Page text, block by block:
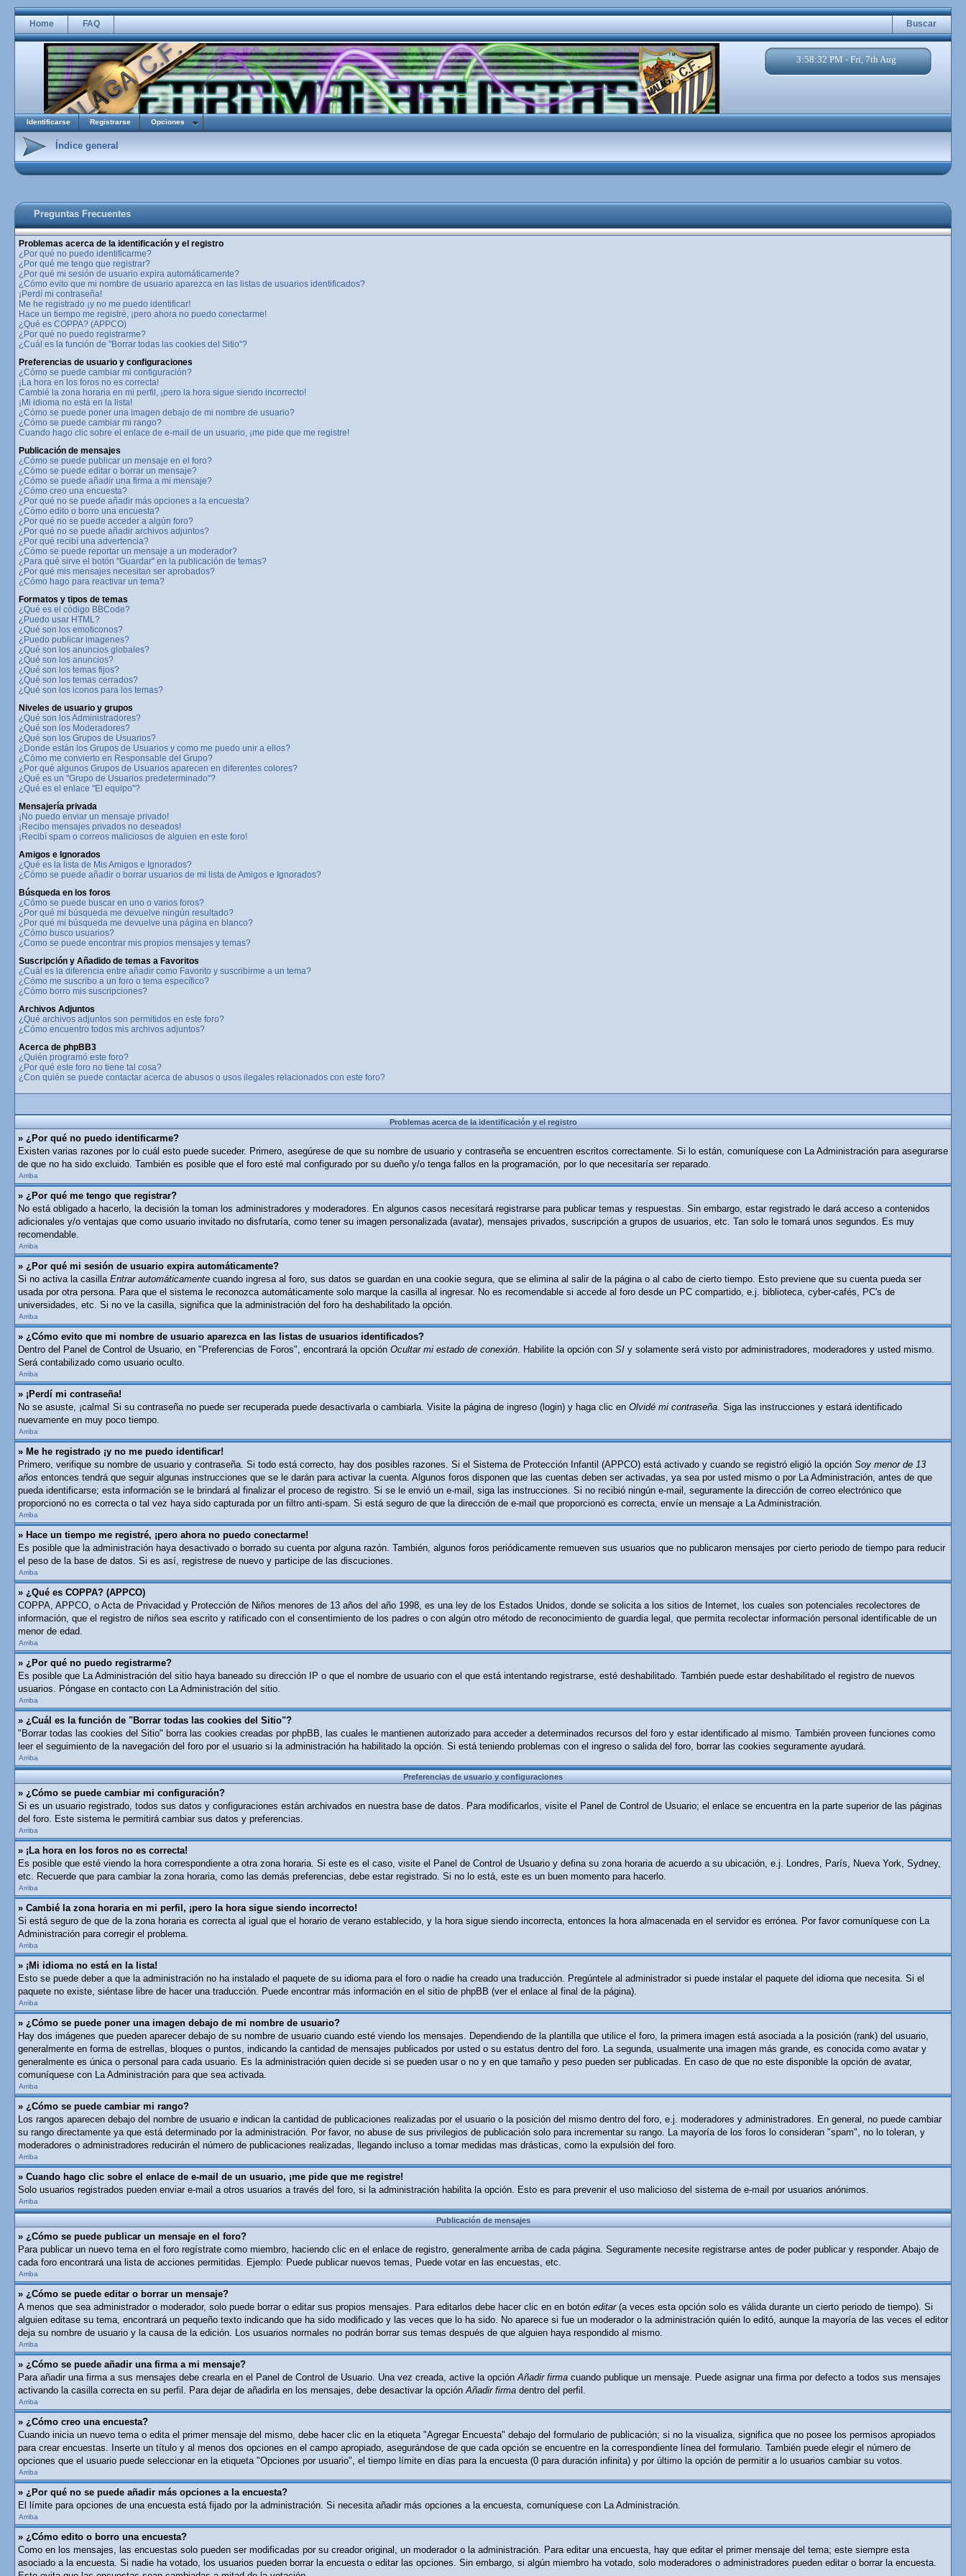
Home FAQ Buscar
3:58:32 PM - Fri, 7th Aug
Identificarse Registrarse Opciones
Índice general
Preguntas Frecuentes
Problemas acerca de la identificación y el registro
¿Por qué no puedo identificarme?
¿Por qué me tengo que registrar?
¿Por qué mi sesión de usuario expira automáticamente?
¿Cómo evito que mi nombre de usuario aparezca en las listas de usuarios identificados?
¡Perdí mi contraseña!
Me he registrado ¡y no me puedo identificar!
Hace un tiempo me registré, ¡pero ahora no puedo conectarme!
¿Qué es COPPA? (APPCO)
¿Por qué no puedo registrarme?
¿Cuál es la función de "Borrar todas las cookies del Sitio"?
Preferencias de usuario y configuraciones
¿Cómo se puede cambiar mi configuración?
¡La hora en los foros no es correcta!
Cambié la zona horaria en mi perfil, ¡pero la hora sigue siendo incorrecto!
¡Mi idioma no está en la lista!
¿Cómo se puede poner una imagen debajo de mi nombre de usuario?
¿Cómo se puede cambiar mi rango?
Cuando hago clic sobre el enlace de e-mail de un usuario, ¡me pide que me registre!
Publicación de mensajes
¿Cómo se puede publicar un mensaje en el foro?
¿Cómo se puede editar o borrar un mensaje?
¿Cómo se puede añadir una firma a mi mensaje?
¿Cómo creo una encuesta?
¿Por qué no se puede añadir más opciones a la encuesta?
¿Cómo edito o borro una encuesta?
¿Por qué no se puede acceder a algún foro?
¿Por qué no se puede añadir archivos adjuntos?
¿Por qué recibí una advertencia?
¿Cómo se puede reportar un mensaje a un moderador?
¿Para qué sirve el botón "Guardar" en la publicación de temas?
¿Por qué mis mensajes necesitan ser aprobados?
¿Cómo hago para reactivar un tema?
Formatos y tipos de temas
¿Qué es el código BBCode?
¿Puedo usar HTML?
¿Qué son los emoticonos?
¿Puedo publicar imagenes?
¿Qué son los anuncios globales?
¿Qué son los anuncios?
¿Qué son los temas fijos?
¿Qué son los temas cerrados?
¿Qué son los iconos para los temas?
Niveles de usuario y grupos
¿Qué son los Administradores?
¿Qué son los Moderadores?
¿Qué son los Grupos de Usuarios?
¿Donde están los Grupos de Usuarios y como me puedo unir a ellos?
¿Cómo me convierto en Responsable del Grupo?
¿Por qué algunos Grupos de Usuarios aparecen en diferentes colores?
¿Qué es un "Grupo de Usuarios predeterminado"?
¿Qué es el enlace "El equipo"?
Mensajería privada
¡No puedo enviar un mensaje privado!
¡Recibo mensajes privados no deseados!
¡Recibí spam o correos maliciosos de alguien en este foro!
Amigos e Ignorados
¿Qué es la lista de Mis Amigos e Ignorados?
¿Cómo se puede añadir o borrar usuarios de mi lista de Amigos e Ignorados?
Búsqueda en los foros
¿Cómo se puede buscar en uno o varios foros?
¿Por qué mi búsqueda me devuelve ningún resultado?
¿Por qué mi búsqueda me devuelve una página en blanco?
¿Cómo busco usuarios?
¿Como se puede encontrar mis propios mensajes y temas?
Suscripción y Añadido de temas a Favoritos
¿Cuál es la diferencia entre añadir como Favorito y suscribirme a un tema?
¿Cómo me suscribo a un foro o tema específico?
¿Cómo borro mis suscripciones?
Archivos Adjuntos
¿Qué archivos adjuntos son permitidos en este foro?
¿Cómo encuentro todos mis archivos adjuntos?
Acerca de phpBB3
¿Quién programó este foro?
¿Por qué este foro no tiene tal cosa?
¿Con quién se puede contactar acerca de abusos o usos ilegales relacionados con este foro?
Problemas acerca de la identificación y el registro
» ¿Por qué no puedo identificarme?
Existen varias razones por lo cuál esto puede suceder. Primero, asegúrese de que su nombre de usuario y contraseña se encuentren escritos correctamente. Si lo están, comuníquese con La Administración para asegurarse
de que no ha sido excluido. También es posible que el foro esté mal configurado por su dueño y/o tenga fallos en la programación, por lo que necesitaría ser reparado.
Arriba
» ¿Por qué me tengo que registrar?
No está obligado a hacerlo, la decisión la toman los administradores y moderadores. En algunos casos necesitará registrarse para publicar temas y respuestas. Sin embargo, estar registrado le dará acceso a contenidos
adicionales y/o ventajas que como usuario invitado no disfrutaría, como tener su imagen personalizada (avatar), mensajes privados, suscripción a grupos de usuarios, etc. Tan solo le tomará unos segundos. Es muy
recomendable.
Arriba
» ¿Por qué mi sesión de usuario expira automáticamente?
Si no activa la casilla Entrar automáticamente cuando ingresa al foro, sus datos se guardan en una cookie segura, que se elimina al salir de la página o al cabo de cierto tiempo. Esto previene que su cuenta pueda ser
usada por otra persona. Para que el sistema le reconozca automáticamente solo marque la casilla al ingresar. No es recomendable si accede al foro desde un PC compartido, e.j. biblioteca, cyber-cafés, PC's de
universidades, etc. Si no ve la casilla, significa que la administración del foro ha deshabilitado la opción.
Arriba
» ¿Cómo evito que mi nombre de usuario aparezca en las listas de usuarios identificados?
Dentro del Panel de Control de Usuario, en "Preferencias de Foros", encontrará la opción Ocultar mi estado de conexión. Habilite la opción con SI y solamente será visto por administradores, moderadores y usted mismo.
Será contabilizado como usuario oculto.
Arriba
» ¡Perdí mi contraseña!
No se asuste, ¡calma! Si su contraseña no puede ser recuperada puede desactivarla o cambiarla. Visite la página de ingreso (login) y haga clic en Olvidé mi contraseña. Siga las instrucciones y estará identificado
nuevamente en muy poco tiempo.
Arriba
» Me he registrado ¡y no me puedo identificar!
Primero, verifique su nombre de usuario y contraseña. Si todo está correcto, hay dos posibles razones. Si el Sistema de Protección Infantil (APPCO) está activado y cuando se registró eligió la opción Soy menor de 13
años entonces tendrá que seguir algunas instrucciones que se le darán para activar la cuenta. Algunos foros disponen que las cuentas deben ser activadas, ya sea por usted mismo o por La Administración, antes de que
pueda identificarse; esta información se le brindará al finalizar el proceso de registro. Si se le envió un e-mail, siga las instrucciones. Si no recibió ningún e-mail, seguramente la dirección de correo electrónico que
proporcionó no es correcta o tal vez haya sido capturada por un filtro anti-spam. Si está seguro de que la dirección de e-mail que proporcionó es correcta, envíe un mensaje a La Administración.
Arriba
» Hace un tiempo me registré, ¡pero ahora no puedo conectarme!
Es posible que la administración haya desactivado o borrado su cuenta por alguna razón. También, algunos foros periódicamente remueven sus usuarios que no publicaron mensajes por cierto periodo de tiempo para reducir
el peso de la base de datos. Si es así, registrese de nuevo y participe de las discuciones.
Arriba
» ¿Qué es COPPA? (APPCO)
COPPA, APPCO, o Acta de Privacidad y Protección de Niños menores de 13 años del año 1998, es una ley de los Estados Unidos, donde se solicita a los sitios de Internet, los cuales son potenciales recolectores de
información, que el registro de niños sea escrito y ratificado con el consentimiento de los padres o con algún otro método de reconocimiento de guardia legal, que permita recolectar información personal identificable de un
menor de edad.
Arriba
» ¿Por qué no puedo registrarme?
Es posible que La Administración del sitio haya baneado su dirección IP o que el nombre de usuario con el que está intentando registrarse, esté deshabilitado. También puede estar deshabilitado el registro de nuevos
usuarios. Póngase en contacto con La Administración del sitio.
Arriba
» ¿Cuál es la función de "Borrar todas las cookies del Sitio"?
"Borrar todas las cookies del Sitio" borra las cookies creadas por phpBB, las cuales le mantienen autorizado para acceder a determinados recursos del foro y estar identificado al mismo. También proveen funciones como
leer el seguimiento de la navegación del foro por el usuario si la administración ha habilitado la opción. Si está teniendo problemas con el ingreso o salida del foro, borrar las cookies seguramente ayudará.
Arriba
Preferencias de usuario y configuraciones
» ¿Cómo se puede cambiar mi configuración?
Si es un usuario registrado, todos sus datos y configuraciones están archivados en nuestra base de datos. Para modificarlos, visite el Panel de Control de Usuario; el enlace se encuentra en la parte superior de las páginas
del foro. Este sistema le permitirá cambiar sus datos y preferencias.
Arriba
» ¡La hora en los foros no es correcta!
Es posible que esté viendo la hora correspondiente a otra zona horaria. Si este es el caso, visite el Panel de Control de Usuario y defina su zona horaria de acuerdo a su ubicación, e.j. Londres, París, Nueva York, Sydney,
etc. Recuerde que para cambiar la zona horaria, como las demás preferencias, debe estar registrado. Si no lo está, este es un buen momento para hacerlo.
Arriba
» Cambié la zona horaria en mi perfil, ¡pero la hora sigue siendo incorrecto!
Si está seguro de que de la zona horaria es correcta al igual que el horario de verano establecido, y la hora sigue siendo incorrecta, entonces la hora almacenada en el servidor es errónea. Por favor comuníquese con La
Administración para corregir el problema.
Arriba
» ¡Mi idioma no está en la lista!
Esto se puede deber a que la administración no ha instalado el paquete de su idioma para el foro o nadie ha creado una traducción. Pregúntele al administrador si puede instalar el paquete del idioma que necesita. Si el
paquete no existe, siéntase libre de hacer una traducción. Puede encontrar más información en el sitio de phpBB (ver el enlace al final de la página).
Arriba
» ¿Cómo se puede poner una imagen debajo de mi nombre de usuario?
Hay dos imágenes que pueden aparecer debajo de su nombre de usuario cuando esté viendo los mensajes. Dependiendo de la plantilla que utilice el foro, la primera imagen está asociada a la posición (rank) del usuario,
generalmente en forma de estrellas, bloques o puntos, indicando la cantidad de mensajes publicados por usted o su estatus dentro del foro. La segunda, usualmente una imagen más grande, es conocida como avatar y
generalmente es única o personal para cada usuario. Es la administración quien decide si se pueden usar o no y en que tamaño y peso pueden ser publicadas. En caso de que no este disponible la opción de avatar,
comuníquese con La Administración para que sea activada.
Arriba
» ¿Cómo se puede cambiar mi rango?
Los rangos aparecen debajo del nombre de usuario e indican la cantidad de publicaciones realizadas por el usuario o la posición del mismo dentro del foro, e.j. moderadores y administradores. En general, no puede cambiar
su rango directamente ya que está determinado por la administración. Por favor, no abuse de sus privilegios de publicación solo para incrementar su rango. La mayoría de los foros lo consideran "spam", no lo toleran, y
moderadores o administradores reducirán el número de publicaciones realizadas, llegando incluso a tomar medidas mas drásticas, como la expulsión del foro.
Arriba
» Cuando hago clic sobre el enlace de e-mail de un usuario, ¡me pide que me registre!
Solo usuarios registrados pueden enviar e-mail a otros usuarios a través del foro, si la administración habilita la opción. Esto es para prevenir el uso malicioso del sistema de e-mail por usuarios anónimos.
Arriba
Publicación de mensajes
» ¿Cómo se puede publicar un mensaje en el foro?
Para publicar un nuevo tema en el foro regístrate como miembro, haciendo clic en el enlace de registro, generalmente arriba de cada página. Seguramente necesite registrarse antes de poder publicar y responder. Abajo de
cada foro encontrará una lista de acciones permitidas. Ejemplo: Puede publicar nuevos temas, Puede votar en las encuestas, etc.
Arriba
» ¿Cómo se puede editar o borrar un mensaje?
A menos que sea administrador o moderador, solo puede borrar o editar sus propios mensajes. Para editarlos debe hacer clic en en botón editar(a veces esta opción solo es válida durante un cierto periodo de tiempo). Si
alguien editase su tema, encontrará un pequeño texto indicando que ha sido modificado y las veces que lo ha sido. No aparece si fue un moderador o la administración quién lo editó, aunque la mayoría de las veces el editor
deja su nombre de usuario y la causa de la edición. Los usuarios normales no podrán borrar sus temas después de que alguien haya respondido al mismo.
Arriba
» ¿Cómo se puede añadir una firma a mi mensaje?
Para añadir una firma a sus mensajes debe crearla en el Panel de Control de Usuario. Una vez creada, active la opciónAñadir firma cuando publique un mensaje. Puede asignar una firma por defecto a todos sus mensajes
activando la casilla correcta en su perfil. Para dejar de añadirla en los mensajes, debe desactivar la opciónAñadir firma dentro del perfil.
Arriba
» ¿Cómo creo una encuesta?
Cuando inicia un nuevo tema o edita el primer mensaje del mismo, debe hacer clic en la etiqueta "Agregar Encuesta" debajo del formulario de publicación; si no la visualiza, significa que no posee los permisos apropiados
para crear encuestas. Inserte un título y al menos dos opciones en el campo apropiado, asegurándose de que cada opción se encuentre en la correspondiente línea del formulario. También puede elegir el número de
opciones que el usuario puede seleccionar en la etiqueta "Opciones por usuario", el tiempo límite en días para la encuesta (0 para duración infinita) y por último la opción de permitir a lo usuarios cambiar su votos.
Arriba
» ¿Por qué no se puede añadir más opciones a la encuesta?
El límite para opciones de una encuesta está fijado por la administración. Si necesita añadir más opciones a la encuesta, comuníquese con La Administración.
Arriba
» ¿Cómo edito o borro una encuesta?
Como en los mensajes, las encuestas solo pueden ser modificadas por su creador original, un moderador o la administración. Para editar una encuesta, hay que editar el primer mensaje del tema; este siempre esta
asociado a la encuesta. Si nadie ha votado, los usuarios pueden borrar la encuesta o editar las opciones. Sin embargo, si algún miembro ha votado, solo moderadores o administradores pueden editar o borrar la encuesta.